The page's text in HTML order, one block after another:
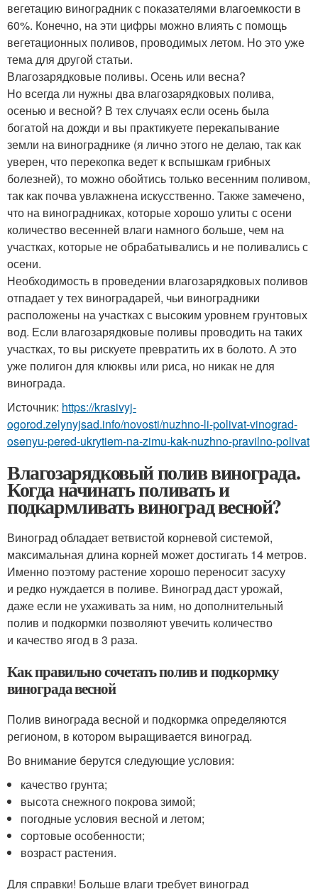
вегетацию виноградник с показателями влагоемкости в
60%. Конечно, на эти цифры можно влиять с помощь
вегетационных поливов, проводимых летом. Но это уже
тема для другой статьи.
Влагозарядковые поливы. Осень или весна?
Но всегда ли нужны два влагозарядковых полива,
осенью и весной? В тех случаях если осень была
богатой на дожди и вы практикуете перекапывание
земли на винограднике (я лично этого не делаю, так как
уверен, что перекопка ведет к вспышкам грибных
болезней), то можно обойтись только весенним поливом,
так как почва увлажнена искусственно. Также замечено,
что на виноградниках, которые хорошо улиты с осени
количество весенней влаги намного больше, чем на
участках, которые не обрабатывались и не поливались с
осени.
Необходимость в проведении влагозарядковых поливов
отпадает у тех виноградарей, чьи виноградники
расположены на участках с высоким уровнем грунтовых
вод. Если влагозарядковые поливы проводить на таких
участках, то вы рискуете превратить их в болото. А это
уже полигон для клюквы или риса, но никак не для
винограда.
Источник: https://krasivyj-
ogorod.zelynyjsad.info/novosti/nuzhno-li-polivat-vinograd-
osenyu-pered-ukrytiem-na-zimu-kak-nuzhno-pravilno-polivat
Влагозарядковый полив винограда.
Когда начинать поливать и
подкармливать виноград весной?
Виноград обладает ветвистой корневой системой,
максимальная длина корней может достигать 14 метров.
Именно поэтому растение хорошо переносит засуху
и редко нуждается в поливе. Виноград даст урожай,
даже если не ухаживать за ним, но дополнительный
полив и подкормки позволяют увечить количество
и качество ягод в 3 раза.
Как правильно сочетать полив и подкормку
винограда весной
Полив винограда весной и подкормка определяются
регионом, в котором выращивается виноград.
Во внимание берутся следующие условия:
качество грунта;
высота снежного покрова зимой;
погодные условия весной и летом;
сортовые особенности;
возраст растения.
Для справки! Больше влаги требует виноград